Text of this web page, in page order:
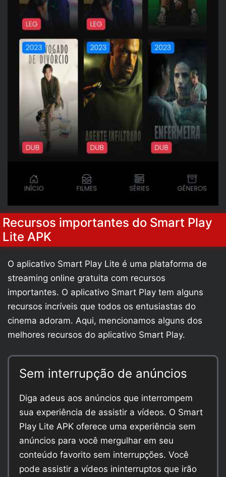
Recursos importantes do Smart Play
Lite APK
O aplicativo Smart Play Lite é uma plataforma de
streaming online gratuita com recursos
importantes. O aplicativo Smart Play tem alguns
recursos incríveis que todos os entusiastas do
cinema adoram. Aqui, mencionamos alguns dos
melhores recursos do aplicativo Smart Play.
Sem interrupção de anúncios
Diga adeus aos anúncios que interrompem
sua experiência de assistir a vídeos. O Smart
Play Lite APK oferece uma experiência sem
anúncios para você mergulhar em seu
conteúdo favorito sem interrupções. Você
pode assistir a vídeos ininterruptos que irão